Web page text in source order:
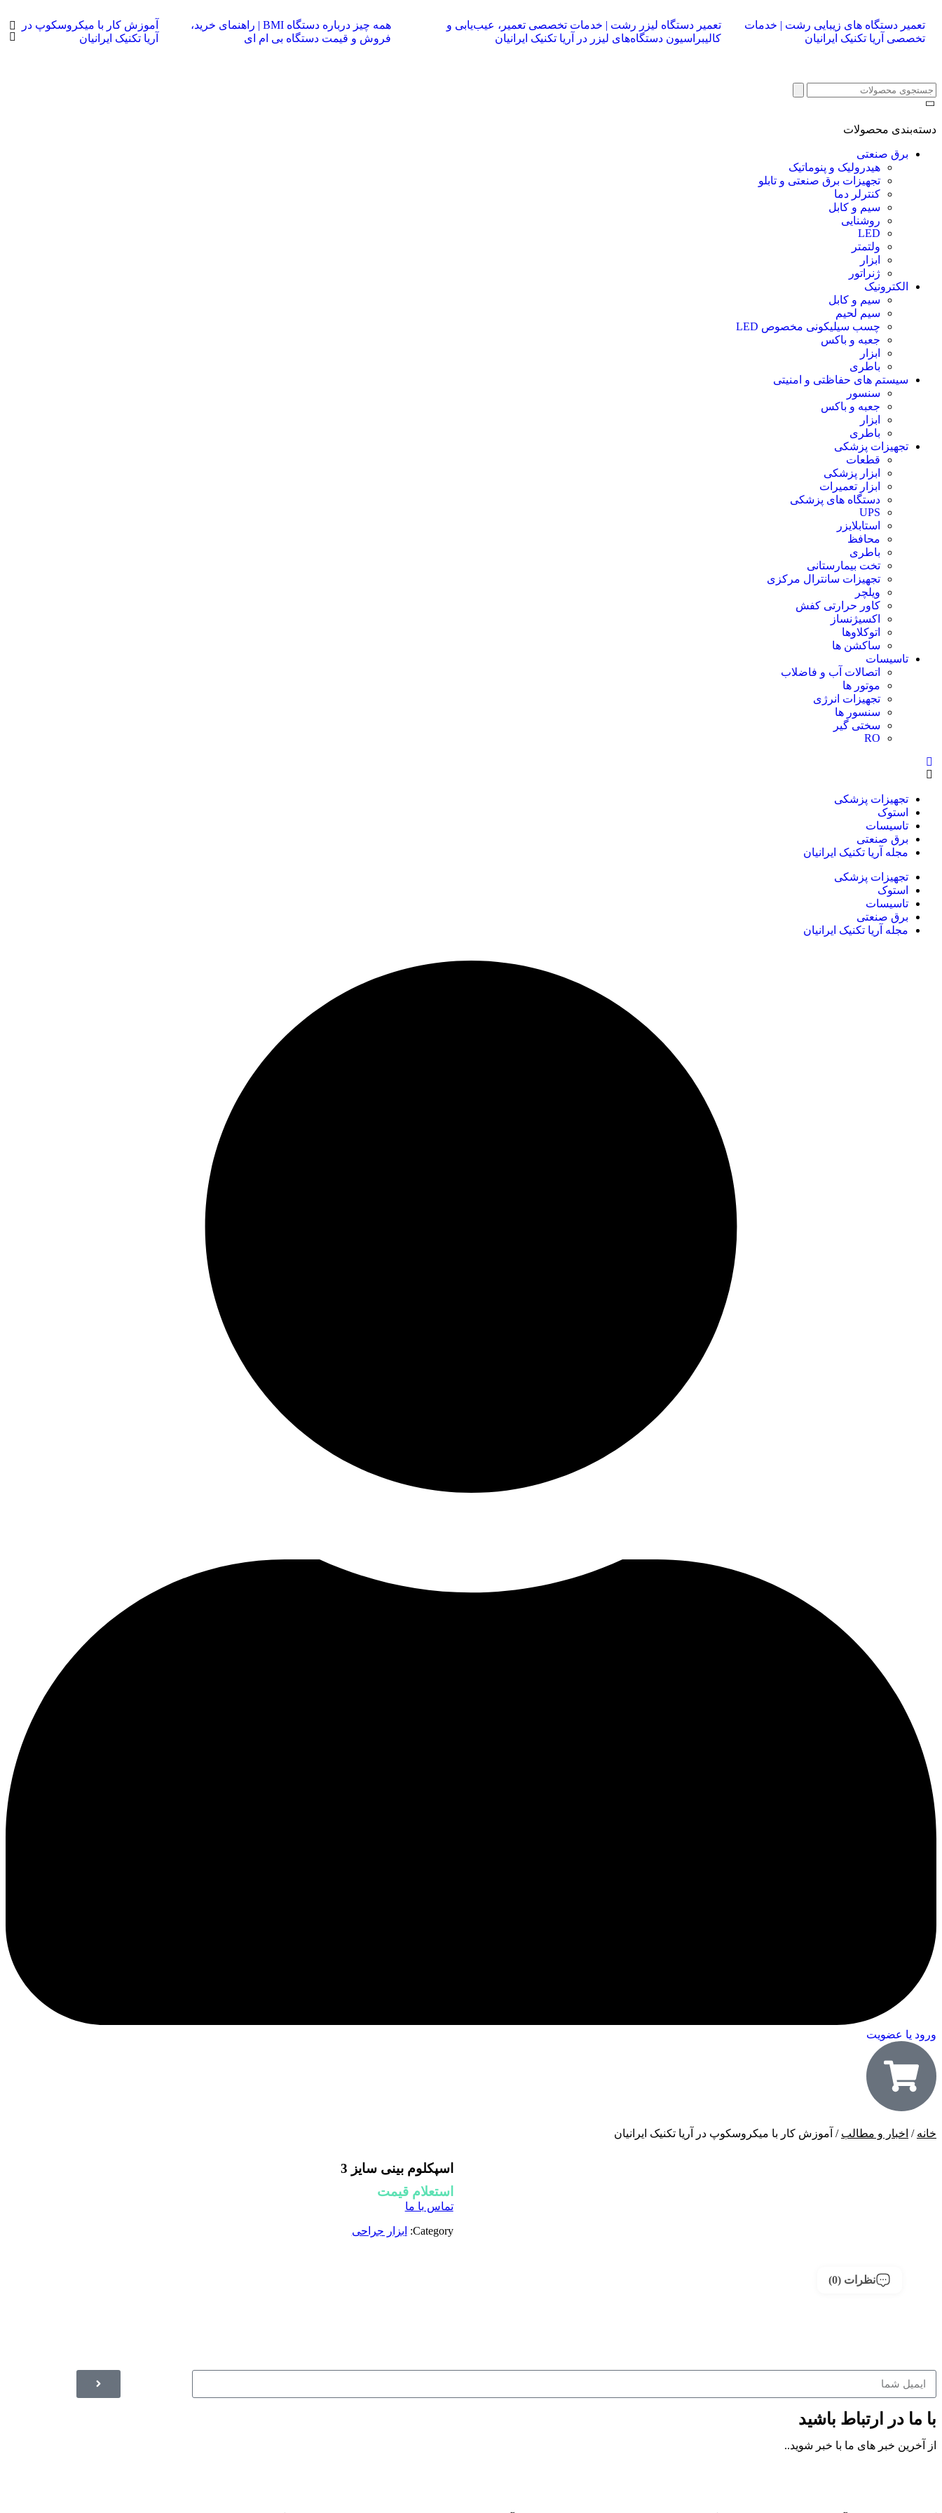
تعمیر دستگاه های زیبایی رشت | خدمات
تخصصی آریا تکنیک ایرانیان
تعمیر دستگاه لیزر رشت | خدمات تخصصی تعمیر، عیب‌یابی و
کالیبراسیون دستگاه‌های لیزر در آریا تکنیک ایرانیان
همه چیز درباره دستگاه BMI | راهنمای خرید،
فروش و قیمت دستگاه بی ام ای
آموزش کار با میکروسکوپ در
آریا تکنیک ایرانیان
دسته‌بندی محصولات
برق صنعتی
هیدرولیک و پنوماتیک
تجهیزات برق صنعتی و تابلو
کنترلر دما
سیم و کابل
روشنایی
LED
ولتمتر
ابزار
ژنراتور
الکترونیک
سیم و کابل
سیم لحیم
چسب سیلیکونی مخصوص LED
جعبه و باکس
ابزار
باطری
سیستم های حفاظتی و امنیتی
سنسور
جعبه و باکس
ابزار
باطری
تجهیزات پزشکی
قطعات
ابزار پزشکی
ابزار تعمیرات
دستگاه های پزشکی
UPS
استابلایزر
محافظ
باطری
تخت بیمارستانی
تجهیزات سانترال مرکزی
ویلچر
کاور حرارتی کفش
اکسیژنساز
اتوکلاوها
ساکشن ها
تاسیسات
اتصالات آب و فاضلاب
موتور ها
تجهیزات انرژی
سنسور ها
سختی گیر
RO
تجهیزات پزشکی
استوک
تاسیسات
برق صنعتی
مجله آریا تکنیک ایرانیان
تجهیزات پزشکی
استوک
تاسیسات
برق صنعتی
مجله آریا تکنیک ایرانیان
ورود یا عضویت
خانه / اخبار و مطالب / آموزش کار با میکروسکوپ در آریا تکنیک ایرانیان
اسپکلوم بینی سایز 3
استعلام قیمت
تماس با ما
Category: ابزار جراحی
نظرات (0)
با ما در ارتباط باشید
از آخرین خبر های ما با خبر شوید..